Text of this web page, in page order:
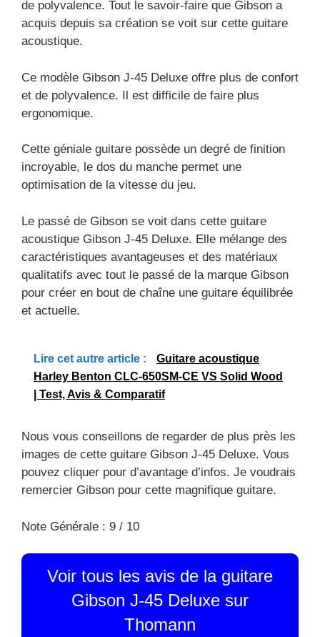
de polyvalence. Tout le savoir-faire que Gibson a
acquis depuis sa création se voit sur cette guitare
acoustique.
Ce modèle Gibson J-45 Deluxe offre plus de confort
et de polyvalence. Il est difficile de faire plus
ergonomique.
Cette géniale guitare possède un degré de finition
incroyable, le dos du manche permet une
optimisation de la vitesse du jeu.
Le passé de Gibson se voit dans cette guitare
acoustique Gibson J-45 Deluxe. Elle mélange des
caractéristiques avantageuses et des matériaux
qualitatifs avec tout le passé de la marque Gibson
pour créer en bout de chaîne une guitare équilibrée
et actuelle.
Lire cet autre article :
Guitare acoustique
Harley Benton CLC-650SM-CE VS Solid Wood
| Test, Avis & Comparatif
Nous vous conseillons de regarder de plus près les
images de cette guitare Gibson J-45 Deluxe. Vous
pouvez cliquer pour d’avantage d’infos. Je voudrais
remercier Gibson pour cette magnifique guitare.
Note Générale : 9 / 10
Voir tous les avis de la guitare
Gibson J-45 Deluxe sur
Thomann